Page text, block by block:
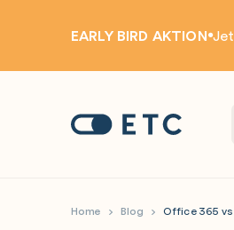
EARLY BIRD AKTION
Startseite: ETC
Home Blog Office 365